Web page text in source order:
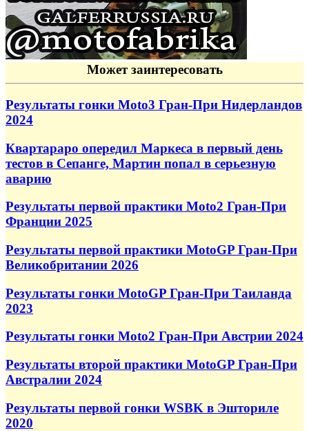
Может заинтересовать
Результаты гонки Moto3 Гран-При Нидерландов
2024
Квартараро опередил Маркеса в первый день
тестов в Сепанге, Мартин попал в серьезную
аварию
Результаты первой практики Moto2 Гран-При
Франции 2025
Результаты первой практики MotoGP Гран-При
Великобритании 2026
Результаты гонки MotoGP Гран-При Таиланда
2023
Результаты гонки Moto2 Гран-При Австрии 2024
Результаты второй практики MotoGP Гран-При
Австралии 2024
Результаты первой гонки WSBK в Эшториле
2020